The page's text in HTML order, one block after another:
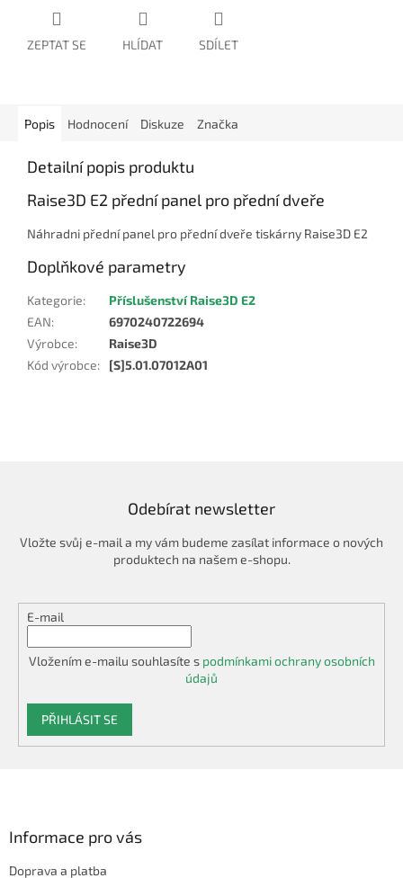
ZEPTAT SE HLÍDAT SDÍLET
Popis Hodnocení Diskuze Značka
Detailní popis produktu
Raise3D E2 přední panel pro přední dveře
Náhradni přední panel pro přední dveře tiskárny Raise3D E2
Doplňkové parametry
Kategorie:
Příslušenství Raise3D E2
EAN:
6970240722694
Výrobce:
Raise3D
Kód výrobce: [S]5.01.07012A01
Odebírat newsletter
Vložte svůj e-mail a my vám budeme zasílat informace o nových
produktech na našem e-shopu.
E-mail
Vložením e-mailu souhlasíte s podmínkami ochrany osobních
údajů
PŘIHLÁSIT SE
Informace pro vás
Doprava a platba